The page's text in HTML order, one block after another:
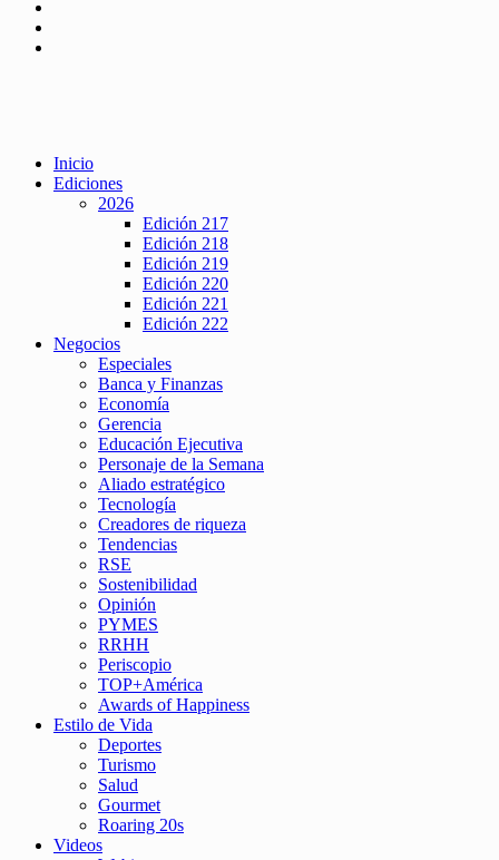
Inicio
Ediciones
2026
Edición 217
Edición 218
Edición 219
Edición 220
Edición 221
Edición 222
Negocios
Especiales
Banca y Finanzas
Economía
Gerencia
Educación Ejecutiva
Personaje de la Semana
Aliado estratégico
Tecnología
Creadores de riqueza
Tendencias
RSE
Sostenibilidad
Opinión
PYMES
RRHH
Periscopio
TOP+América
Awards of Happiness
Estilo de Vida
Deportes
Turismo
Salud
Gourmet
Roaring 20s
Videos